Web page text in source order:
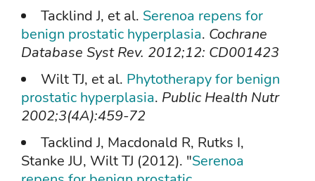
Tacklind J, et al. Serenoa repens for
benign prostatic hyperplasia. Cochrane
Database Syst Rev. 2012;12: CD001423
Wilt TJ, et al. Phytotherapy for benign
prostatic hyperplasia. Public Health Nutr
2002;3(4A):459-72
Tacklind J, Macdonald R, Rutks I,
Stanke JU, Wilt TJ (2012). "Serenoa